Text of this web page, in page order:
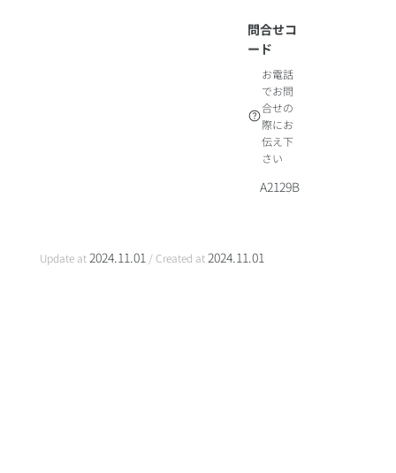
問合せコ
ード
お電話
でお問
合せの
際にお
伝え下
さい
A2129B
Update at2024.11.01/ Created at2024.11.01